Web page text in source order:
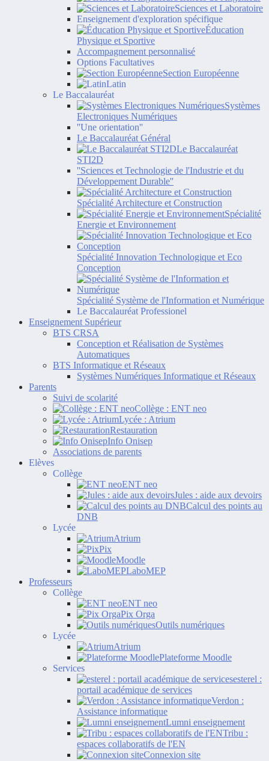
Sciences et Laboratoire
Enseignement d'exploration spécifique
Éducation
Physique et Sportive
Accompagnement personnalisé
Options Facultatives
Section Européenne
Latin
Le Baccalauréat
Systèmes
Electroniques Numériques
''Une orientation''
Le Baccalauréat Général
Le Baccalauréat
STI2D
''Sciences et Technologie de l'Industrie et du
Développement Durable''
Spécialité Architecture et Construction
Spécialité
Energie et Environnement
Spécialité Innovation Technologique et Eco
Conception
Spécialité Système de l'Information et Numérique
Le Baccalauréat Professionel
Enseignement Supérieur
BTS CRSA
Conception et Réalisation de Systèmes
Automatiques
BTS Informatique et Réseaux
Systèmes Numériques Informatique et Réseaux
Parents
Suivi de scolarité
Collège : ENT neo
Lycée : Atrium
Restauration
Info Onisep
Associations de parents
Elèves
Collège
ENT neo
Jules : aide aux devoirs
Calcul des points au
DNB
Lycée
Atrium
Pix
Moodle
LaboMEP
Professeurs
Collège
ENT neo
Pix Orga
Outils numériques
Lycée
Atrium
Plateforme Moodle
Services
esterel :
portail académique de services
Verdon :
Assistance informatique
Lumni enseignement
Tribu :
espaces collaboratifs de l'EN
Connexion site